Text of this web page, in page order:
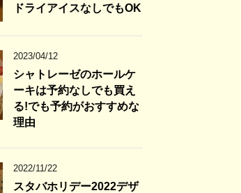
ドライアイスなしでもOK
2023/04/12
シャトレーゼのホールケ
ーキは予約なしでも買え
る!でも予約がおすすめな
理由
2022/11/22
スタバホリデー2022デザ